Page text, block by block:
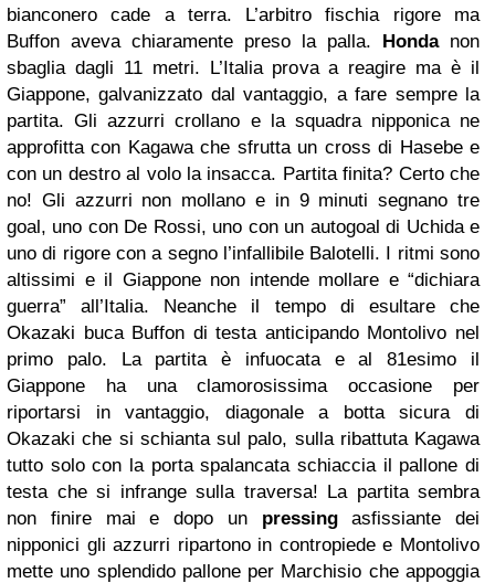
bianconero cade a terra. L’arbitro fischia rigore ma
Buffon aveva chiaramente preso la palla. Hondanon
sbaglia dagli 11 metri. L’Italia prova a reagire ma è il
Giappone, galvanizzato dal vantaggio, a fare sempre la
partita. Gli azzurri crollano e la squadra nipponica ne
approfitta con Kagawa che sfrutta un cross di Hasebe e
con un destro al volo la insacca. Partita finita? Certo che
no! Gli azzurri non mollano e in 9 minuti segnano tre
goal, uno con De Rossi, uno con un autogoal di Uchida e
uno di rigore con a segno l’infallibile Balotelli. I ritmi sono
altissimi e il Giappone non intende mollare e “dichiara
guerra” all’Italia. Neanche il tempo di esultare che
Okazaki buca Buffon di testa anticipando Montolivo nel
primo palo. La partita è infuocata e al 81esimo il
Giappone ha una clamorosissima occasione per
riportarsi in vantaggio, diagonale a botta sicura di
Okazaki che si schianta sul palo, sulla ribattuta Kagawa
tutto solo con la porta spalancata schiaccia il pallone di
testa che si infrange sulla traversa! La partita sembra
non finire mai e dopo un pressingasfissiante dei
nipponici gli azzurri ripartono in contropiede e Montolivo
mette uno splendido pallone per Marchisio che appoggia